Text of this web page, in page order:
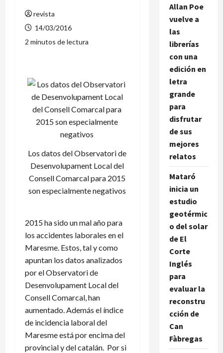
revista
14/03/2016
2 minutos de lectura
Los datos del Observatori de
Desenvolupament Local del
Consell Comarcal para 2015
son especialmente negativos
2015 ha sido un mal año para
los accidentes laborales en el
Maresme. Estos, tal y como
apuntan los datos analizados
por el Observatori de
Desenvolupament Local del
Consell Comarcal, han
aumentado. Además el índice
de incidencia laboral del
Maresme está por encima del
provincial y del catalán. Por si
Allan Poe
vuelve a
las
librerías
con una
edición en
letra
grande
para
disfrutar
de sus
mejores
relatos
Mataró
inicia un
estudio
geotérmic
o del solar
de El
Corte
Inglés
para
evaluar la
reconstru
cción de
Can
Fàbregas